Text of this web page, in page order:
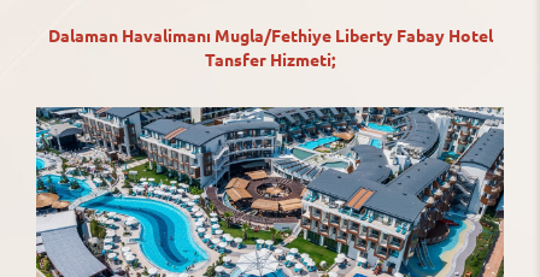
Dalaman Havalimanı Mugla/Fethiye Liberty Fabay Hotel
Tansfer Hizmeti;